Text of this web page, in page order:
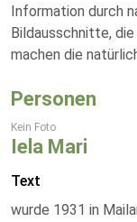
Information durch
Bildausschnitte,
machen die
Personen
Kein Foto
Iela Mari
Text
wurde 1931 in